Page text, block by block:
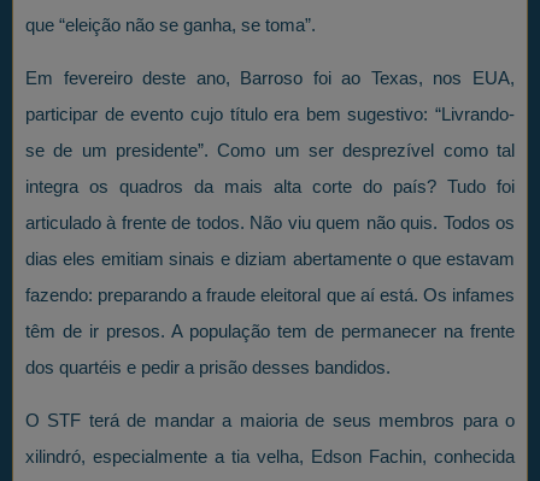
que “eleição não se ganha, se toma”.
Em fevereiro deste ano, Barroso foi ao Texas, nos EUA,
participar de evento cujo título era bem sugestivo: “Livrando-
se de um presidente”. Como um ser desprezível como tal
integra os quadros da mais alta corte do país? Tudo foi
articulado à frente de todos. Não viu quem não quis. Todos os
dias eles emitiam sinais e diziam abertamente o que estavam
fazendo: preparando a fraude eleitoral que aí está. Os infames
têm de ir presos. A população tem de permanecer na frente
dos quartéis e pedir a prisão desses bandidos.
O STF terá de mandar a maioria de seus membros para o
xilindró, especialmente a tia velha, Edson Fachin, conhecida